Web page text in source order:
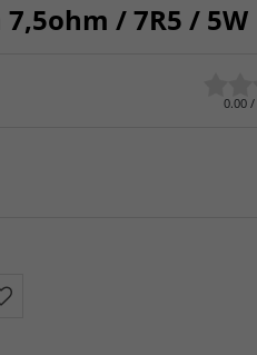
/ 7R5 / 5W
0.00 /